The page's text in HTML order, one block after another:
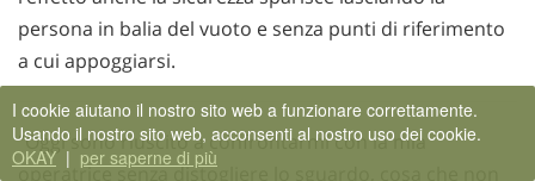
persona in balia del vuoto e senza punti di riferimento
a cui appoggiarsi.
“Oggi sono riuscito a confrontarmi con la mia
operatrice senza distogliere lo sguardo, cosa che non
I cookie aiutano il nostro sito web a funzionare correttamente.
Usando il nostro sito web, acconsenti al nostro uso dei cookie.
OKAY | per saperne di più